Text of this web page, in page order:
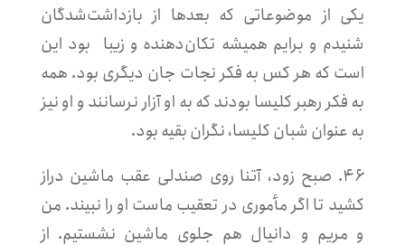
یکی از موضوعاتی که بعدها از بازداشت‌شدگان
شنیدم و برایم همیشه تکان‌دهنده و زیبا بود این
است که هر کس به فکر نجات جان دیگری بود. همه
به فکر رهبر کلیسا بودند که به او آزار نرسانند و او نیز
به عنوان شبان کلیسا، نگران بقیه بود.
۴۶. صبح زود، آتنا روی صندلی عقب ماشین دراز
کشید تا اگر مأموری در تعقیب ماست او را نبیند. من
و مریم و دانیال هم جلوی ماشین نشستیم. از